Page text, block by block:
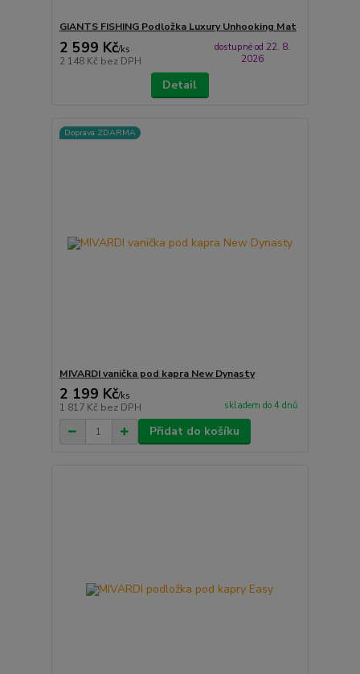
GIANTS FISHING Podložka Luxury Unhooking Mat
2 599 Kč/ks
2 148 Kč bez DPH
dostupné od 22. 8.
2026
Detail
Doprava ZDARMA
MIVARDI vanička pod kapra New Dynasty
2 199 Kč/ks
1 817 Kč bez DPH skladem do 4 dnů
Přidat do košíku